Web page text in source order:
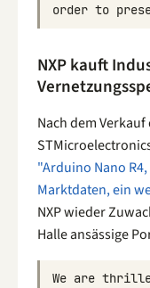
order to
NXP kauft
Nach dem
"Arduino Nano
Marktdaten, ein
NXP wieder
Halle ansässige
We are